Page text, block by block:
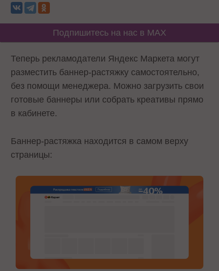
Подпишитесь на нас в MAX
Теперь рекламодатели Яндекс Маркета могут
разместить баннер-растяжку самостоятельно,
без помощи менеджера. Можно загрузить свои
готовые баннеры или собрать креативы прямо
в кабинете.
Баннер-растяжка находится в самом верху
страницы: